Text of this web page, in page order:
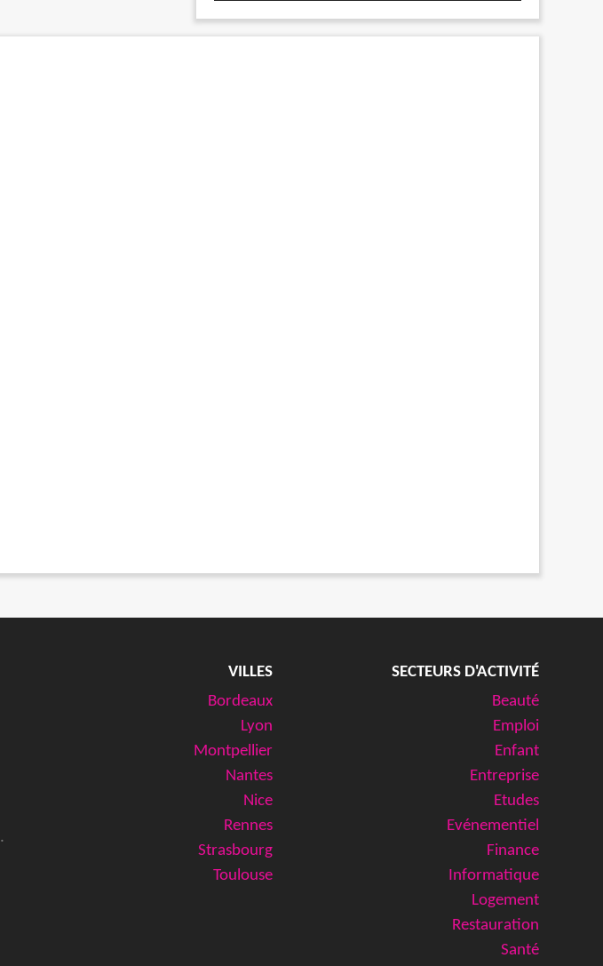
SECTEURS D'ACTIVITÉ
Beauté
Emploi
Enfant
Entreprise
Etudes
Evénementiel
Finance
Informatique
Logement
Restauration
Santé
VILLES
Bordeaux
Lyon
Montpellier
Nantes
Nice
Rennes
Strasbourg
Toulouse
.